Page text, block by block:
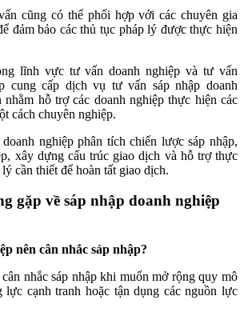
cũng có thể phối hợp với các chuyên gia
đảm bảo các thủ tục pháp lý được thực hiện
lĩnh vực tư vấn doanh nghiệp và tư vấn
cung cấp dịch vụ tư vấn sáp nhập doanh
hỗ trợ các doanh nghiệp thực hiện các
cách chuyên nghiệp.
nghiệp phân tích chiến lược sáp nhập,
xây dựng cấu trúc giao dịch và hỗ trợ thực
cần thiết để hoàn tất giao dịch.
gặp về sáp nhập doanh nghiệp
nên cân nhắc sáp nhập?
nhắc sáp nhập khi muốn mở rộng quy mô
lực cạnh tranh hoặc tận dụng các nguồn lực